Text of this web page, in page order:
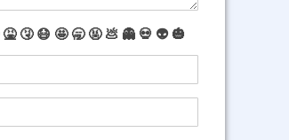
🤮 🤧 😷 🤩 🥱 🤬 💩 👻 💀 👽 🎃